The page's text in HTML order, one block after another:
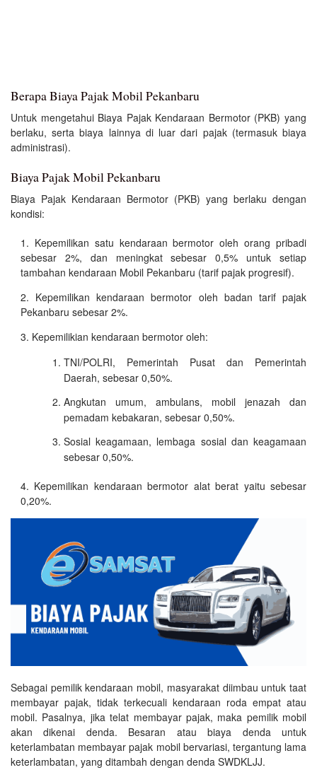
Berapa Biaya Pajak Mobil Pekanbaru
Untuk mengetahui Biaya Pajak Kendaraan Bermotor (PKB) yang
berlaku, serta biaya lainnya di luar dari pajak (termasuk biaya
administrasi).
Biaya Pajak Mobil Pekanbaru
Biaya Pajak Kendaraan Bermotor (PKB) yang berlaku dengan
kondisi:
Kepemilikan satu kendaraan bermotor oleh orang pribadi
sebesar 2%, dan meningkat sebesar 0,5% untuk setiap
tambahan kendaraan Mobil Pekanbaru (tarif pajak progresif).
Kepemilikan kendaraan bermotor oleh badan tarif pajak
Pekanbaru sebesar 2%.
Kepemilikian kendaraan bermotor oleh:
TNI/POLRI, Pemerintah Pusat dan Pemerintah
Daerah, sebesar 0,50%.
Angkutan umum, ambulans, mobil jenazah dan
pemadam kebakaran, sebesar 0,50%.
Sosial keagamaan, lembaga sosial dan keagamaan
sebesar 0,50%.
Kepemilikan kendaraan bermotor alat berat yaitu sebesar
0,20%.
Sebagai pemilik kendaraan mobil, masyarakat diimbau untuk taat
membayar pajak, tidak terkecuali kendaraan roda empat atau
mobil. Pasalnya, jika telat membayar pajak, maka pemilik mobil
akan dikenai denda. Besaran atau biaya denda untuk
keterlambatan membayar pajak mobil bervariasi, tergantung lama
keterlambatan, yang ditambah dengan denda SWDKLJJ.